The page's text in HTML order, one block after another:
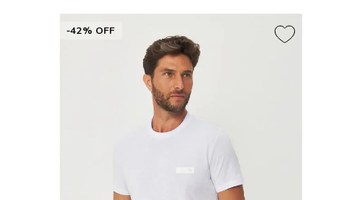
-42% OFF